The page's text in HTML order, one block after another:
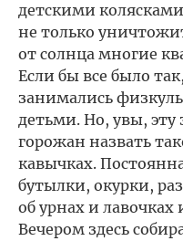
детскими
не только
от солнца многие
Если бы все было
занимались
детьми. Но, увы, эту
горожан назвать
кавычках.
бутылки, окурки,
об урнах и лавочках
Вечером здесь